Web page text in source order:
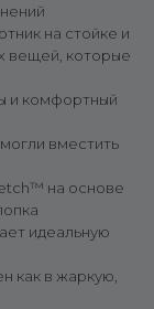
на стойке и
вещей, которые
и комфортный
вместить
на основе
идеальную
как в жаркую,